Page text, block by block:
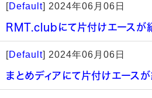
[Default] 2024年06月06日
RMT.clubにて片付けエースが
[Default] 2024年06月06日
まとめディアにて片付けエースが